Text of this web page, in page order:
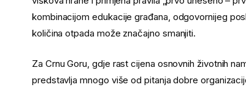
kombinacijom edukacije građana, odgovornijeg
količina otpada može značajno smanjiti.
Za Crnu Goru, gdje rast cijena osnovnih životnih
predstavlja mnogo više od pitanja dobre